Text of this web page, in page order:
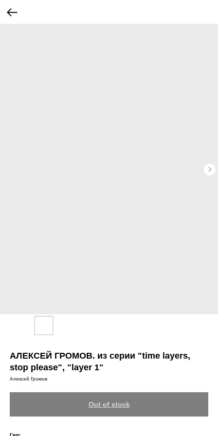
АЛЕКСЕЙ ГРОМОВ. из серии "time layers,
stop please", "layer 1"
Алексей Громов
Out of stock
Гипс